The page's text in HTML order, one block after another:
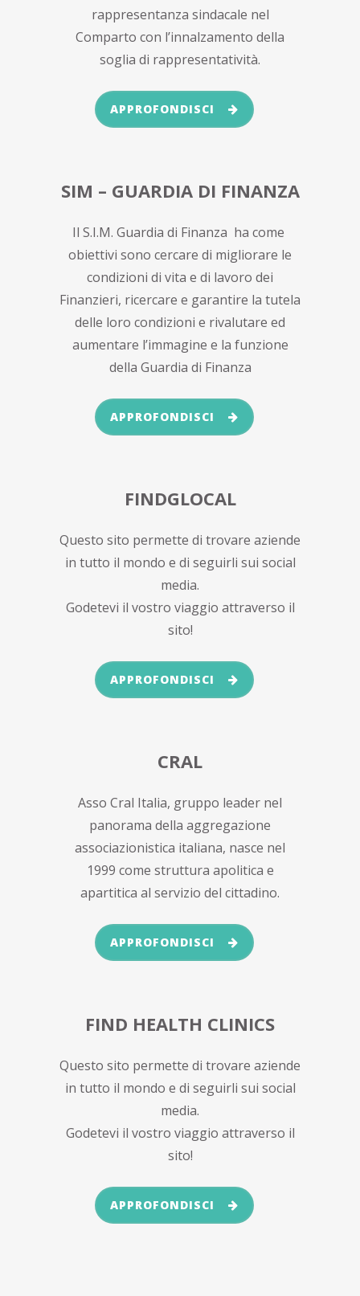
rappresentanza sindacale nel
Comparto con l’innalzamento della
soglia di rappresentatività.
APPROFONDISCI
SIM – GUARDIA DI FINANZA
Il S.I.M. Guardia di Finanza ha come
obiettivi sono cercare di migliorare le
condizioni di vita e di lavoro dei
Finanzieri, ricercare e garantire la tutela
delle loro condizioni e rivalutare ed
aumentare l’immagine e la funzione
della Guardia di Finanza
APPROFONDISCI
FINDGLOCAL
Questo sito permette di trovare aziende
in tutto il mondo e di seguirli sui social
media.
Godetevi il vostro viaggio attraverso il
sito!
APPROFONDISCI
CRAL
Asso Cral Italia, gruppo leader nel
panorama della aggregazione
associazionistica italiana, nasce nel
1999 come struttura apolitica e
apartitica al servizio del cittadino.
APPROFONDISCI
FIND HEALTH CLINICS
Questo sito permette di trovare aziende
in tutto il mondo e di seguirli sui social
media.
Godetevi il vostro viaggio attraverso il
sito!
APPROFONDISCI